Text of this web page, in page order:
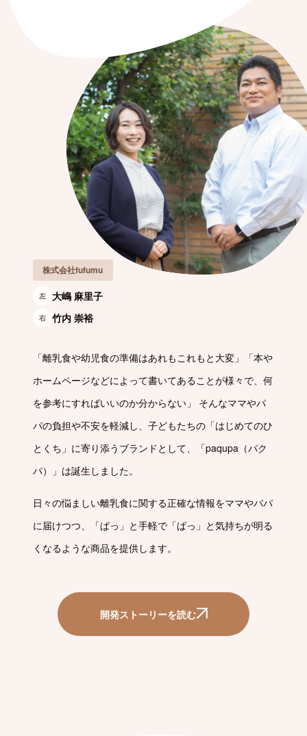
株式会社fufumu
左 大嶋 麻里子
右 竹内 崇裕
「離乳食や幼児食の準備はあれもこれもと大変」「本や
ホームページなどによって書いてあることが様々で、何
を参考にすればいいのか分からない」 そんなママやパ
パの負担や不安を軽減し、子どもたちの「はじめてのひ
とくち」に寄り添うブランドとして、「paqupa（パク
パ）」は誕生しました。
日々の悩ましい離乳食に関する正確な情報をママやパパ
に届けつつ、「ぱっ」と手軽で「ぱっ」と気持ちが明る
くなるような商品を提供します。
開発ストーリーを読む